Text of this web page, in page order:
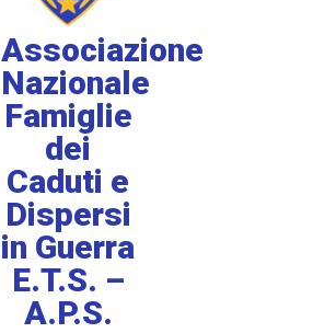
Associazione
Nazionale
Famiglie
dei
Caduti e
Dispersi
in Guerra
E.T.S. –
A.P.S.